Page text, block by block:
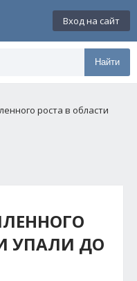
Вход на сайт
Найти
роста в области
УПАЛИ ДО